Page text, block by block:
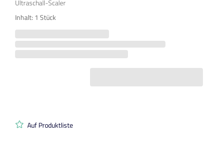
Ultraschall-Scaler
Inhalt: 1 Stück
Auf Produktliste